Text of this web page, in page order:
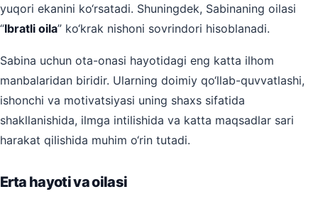
yuqori ekanini ko‘rsatadi. Shuningdek, Sabinaning oilasi
“Ibratli oila” ko‘krak nishoni sovrindori hisoblanadi.
Sabina uchun ota-onasi hayotidagi eng katta ilhom
manbalaridan biridir. Ularning doimiy qo‘llab-quvvatlashi,
ishonchi va motivatsiyasi uning shaxs sifatida
shakllanishida, ilmga intilishida va katta maqsadlar sari
harakat qilishida muhim o‘rin tutadi.
Erta hayoti va oilasi